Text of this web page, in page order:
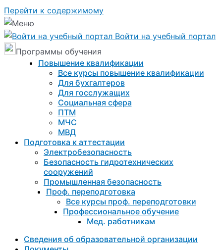
Перейти к содержимому
Войти на учебный портал
Программы обучения
Повышение квалификации
Все курсы повышение квалификации
Для бухгалтеров
Для госслужащих
Социальная сфера
ПТМ
МЧС
МВД
Подготовка к aттестации
Электробезопасность
Безопасность гидротехнических
сооружений
Промышленная безопасность
Проф. переподготовка
Все курсы проф. переподготовки
Профессиональное обучение
Мед. работникам
Сведения об образовательной организации